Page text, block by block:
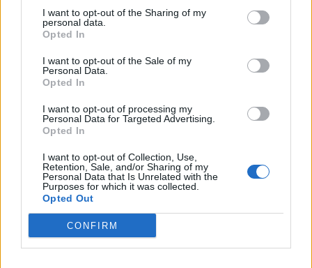
I want to opt-out of the Sharing of my
personal data.
Opted In
I want to opt-out of the Sale of my
Personal Data.
Opted In
I want to opt-out of processing my
Personal Data for Targeted Advertising.
Opted In
I want to opt-out of Collection, Use,
Retention, Sale, and/or Sharing of my
Personal Data that Is Unrelated with the
Purposes for which it was collected.
Opted Out
CONFIRM